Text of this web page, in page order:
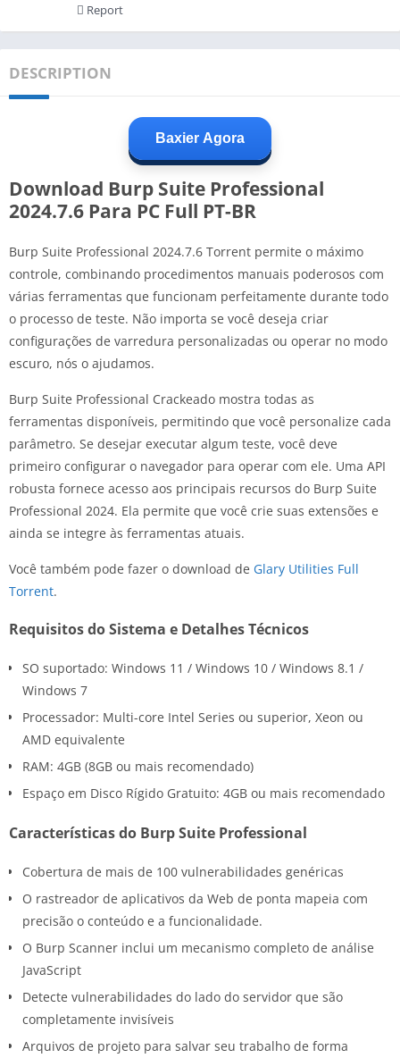
Report
DESCRIPTION
Baxier Agora
Download Burp Suite Professional
2024.7.6 Para PC Full PT-BR
Burp Suite Professional 2024.7.6 Torrent permite o máximo
controle, combinando procedimentos manuais poderosos com
várias ferramentas que funcionam perfeitamente durante todo
o processo de teste. Não importa se você deseja criar
configurações de varredura personalizadas ou operar no modo
escuro, nós o ajudamos.
Burp Suite Professional Crackeado mostra todas as
ferramentas disponíveis, permitindo que você personalize cada
parâmetro. Se desejar executar algum teste, você deve
primeiro configurar o navegador para operar com ele. Uma API
robusta fornece acesso aos principais recursos do Burp Suite
Professional 2024. Ela permite que você crie suas extensões e
ainda se integre às ferramentas atuais.
Você também pode fazer o download de Glary Utilities Full
Torrent.
Requisitos do Sistema e Detalhes Técnicos
SO suportado: Windows 11 / Windows 10 / Windows 8.1 /
Windows 7
Processador: Multi-core Intel Series ou superior, Xeon ou
AMD equivalente
RAM: 4GB (8GB ou mais recomendado)
Espaço em Disco Rígido Gratuito: 4GB ou mais recomendado
Características do Burp Suite Professional
Cobertura de mais de 100 vulnerabilidades genéricas
O rastreador de aplicativos da Web de ponta mapeia com
precisão o conteúdo e a funcionalidade.
O Burp Scanner inclui um mecanismo completo de análise
JavaScript
Detecte vulnerabilidades do lado do servidor que são
completamente invisíveis
Arquivos de projeto para salvar seu trabalho de forma